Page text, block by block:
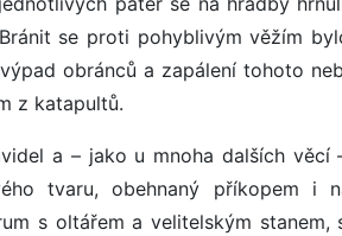
se proti pohyblivým věžím
obránců a zapálení tohoto
z katapultů.
a – jako u mnoha dalších věcí
tvaru, obehnaný příkopem i
s oltářem a velitelským stanem,